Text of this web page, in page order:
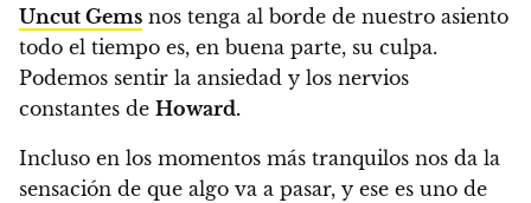
Uncut Gems nos tenga al borde de nuestro asiento
todo el tiempo es, en buena parte, su culpa.
Podemos sentir la ansiedad y los nervios
constantes de Howard.
Incluso en los momentos más tranquilos nos da la
sensación de que algo va a pasar, y ese es uno de